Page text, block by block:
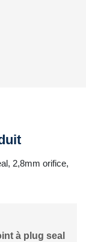
2,8mm orifice,
à plug seal